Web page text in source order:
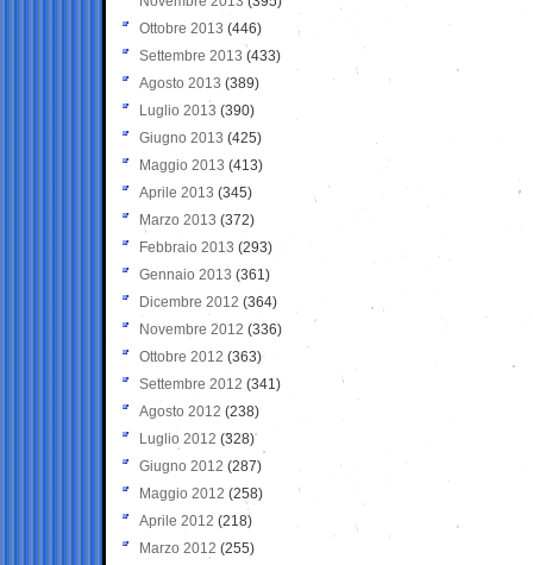
Ottobre 2013 (446)
Settembre 2013 (433)
Agosto 2013 (389)
Luglio 2013 (390)
Giugno 2013 (425)
Maggio 2013 (413)
Aprile 2013 (345)
Marzo 2013 (372)
Febbraio 2013 (293)
Gennaio 2013 (361)
Dicembre 2012 (364)
Novembre 2012 (336)
Ottobre 2012 (363)
Settembre 2012 (341)
Agosto 2012 (238)
Luglio 2012 (328)
Giugno 2012 (287)
Maggio 2012 (258)
Aprile 2012 (218)
Marzo 2012 (255)